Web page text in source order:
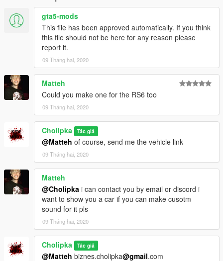
gta5-mods
This file has been approved automatically. If you think
this file should not be here for any reason please
report it.
09 Tháng hai, 2020
Matteh
Could you make one for the RS6 too
09 Tháng hai, 2020
Cholipka Tác giả
@Matteh of course, send me the vehicle link
09 Tháng hai, 2020
Matteh
@Cholipka i can contact you by email or discord i
want to show you a car if you can make cusotm
sound for it pls
09 Tháng hai, 2020
Cholipka Tác giả
@Matteh biznes.cholipka@gmail.com